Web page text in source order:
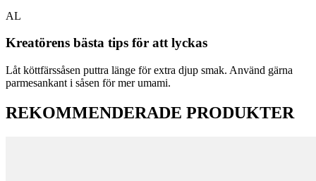
AL
Kreatörens bästa tips för att lyckas
Låt köttfärssåsen puttra länge för extra djup smak. Använd gärna
parmesankant i såsen för mer umami.
REKOMMENDERADE PRODUKTER